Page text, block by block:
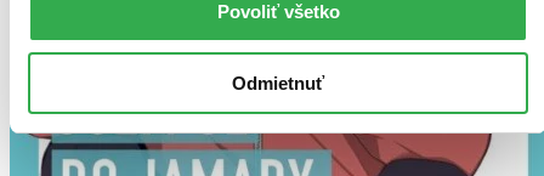
Povoliť všetko
Odmietnuť